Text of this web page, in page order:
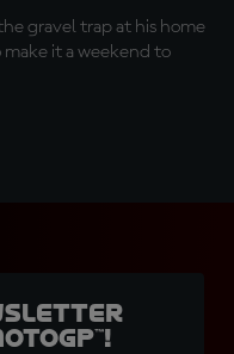
gravel trap at his home
make it a weekend to